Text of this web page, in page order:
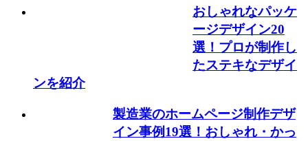
おしゃれなパッケ
ージデザイン20
選！プロが制作し
たステキなデザイ
ンを紹介
製造業のホームページ制作デザ
イン事例19選！おしゃれ・かっ